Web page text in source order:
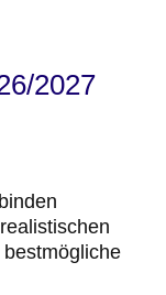
2027